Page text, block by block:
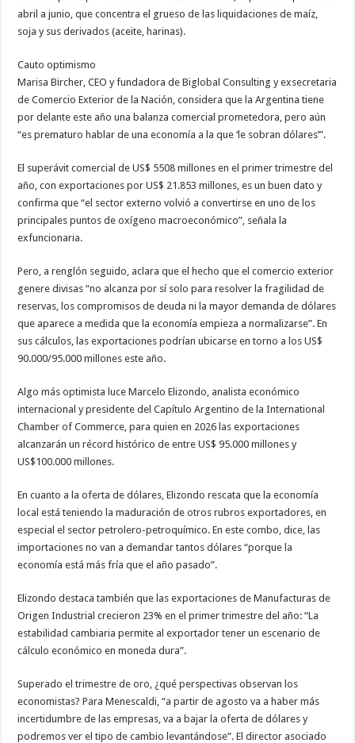
abril a junio, que concentra el grueso de las liquidaciones de maíz,
soja y sus derivados (aceite, harinas).
Cauto optimismo
Marisa Bircher, CEO y fundadora de Biglobal Consulting y exsecretaria
de Comercio Exterior de la Nación, considera que la Argentina tiene
por delante este año una balanza comercial prometedora, pero aún
“es prematuro hablar de una economía a la que ‘le sobran dólares’”.
El superávit comercial de US$ 5508 millones en el primer trimestre del
año, con exportaciones por US$ 21.853 millones, es un buen dato y
confirma que “el sector externo volvió a convertirse en uno de los
principales puntos de oxígeno macroeconómico”, señala la
exfuncionaria.
Pero, a renglón seguido, aclara que el hecho que el comercio exterior
genere divisas “no alcanza por sí solo para resolver la fragilidad de
reservas, los compromisos de deuda ni la mayor demanda de dólares
que aparece a medida que la economía empieza a normalizarse”. En
sus cálculos, las exportaciones podrían ubicarse en torno a los US$
90.000/95.000 millones este año.
Algo más optimista luce Marcelo Elizondo, analista económico
internacional y presidente del Capítulo Argentino de la International
Chamber of Commerce, para quien en 2026 las exportaciones
alcanzarán un récord histórico de entre US$ 95.000 millones y
US$100.000 millones.
En cuanto a la oferta de dólares, Elizondo rescata que la economía
local está teniendo la maduración de otros rubros exportadores, en
especial el sector petrolero-petroquímico. En este combo, dice, las
importaciones no van a demandar tantos dólares “porque la
economía está más fría que el año pasado”.
Elizondo destaca también que las exportaciones de Manufacturas de
Origen Industrial crecieron 23% en el primer trimestre del año: “La
estabilidad cambiaria permite al exportador tener un escenario de
cálculo económico en moneda dura”.
Superado el trimestre de oro, ¿qué perspectivas observan los
economistas? Para Menescaldi, “a partir de agosto va a haber más
incertidumbre de las empresas, va a bajar la oferta de dólares y
podremos ver el tipo de cambio levantándose”. El director asociado